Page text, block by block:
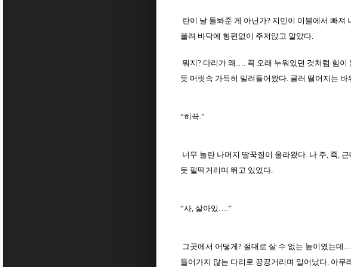
란이 날 돌봐준 게 아닌가? 지민이 이불에서 빠져
풀려 바닥에 형편없이 주저앉고 말았다.
뭐지? 다리가 왜…. 꼭 오래 누워있던 것처럼 힘이
듯 머릿속 가득히 밀려들어왔다. 굴러 떨어지는
“히끅.”
너무 놀란 나머지 딸꾹질이 올라왔다. 나 주, 죽,
듯 펄떡거리며 뛰고 있었다.
“사, 살아있….”
그곳에서 어떻게? 절대로 살 수 없는 높이였는데
들어가지 않는 다리로 끙끙거리며 일어났다. 아